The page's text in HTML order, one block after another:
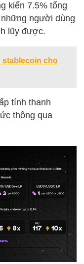
kiến ​​7.5% tổng
người dùng
lũy được.
stablecoin cho
tính thanh
thông qua